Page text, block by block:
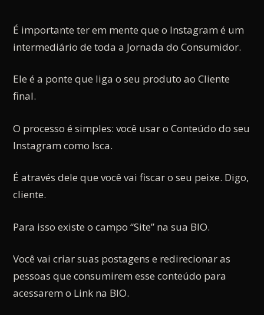
É importante ter em mente que o Instagram é um
intermediário de toda a Jornada do Consumidor.
Ele é a ponte que liga o seu produto ao Cliente
final.
O processo é simples: você usar o Conteúdo do seu
Instagram como Isca.
É através dele que você vai fiscar o seu peixe. Digo,
cliente.
Para isso existe o campo “Site” na sua BIO.
Você vai criar suas postagens e redirecionar as
pessoas que consumirem esse conteúdo para
acessarem o Link na BIO.